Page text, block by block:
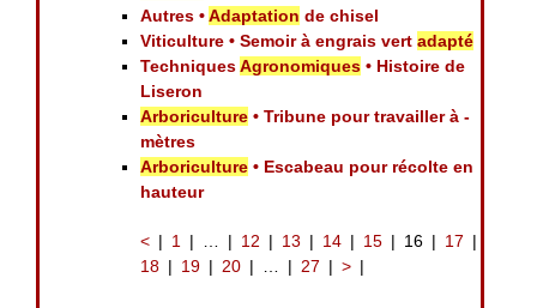
Autres •Adaptation de chisel
Viticulture • Semoir à engrais vertadapté
TechniquesAgronomiques • Histoire de
Liseron
Arboriculture • Tribune pour travailler à -
mètres
Arboriculture • Escabeau pour récolte en
hauteur
< 1 … 12 13 14 15 16
17
18
19 20 … 27 >